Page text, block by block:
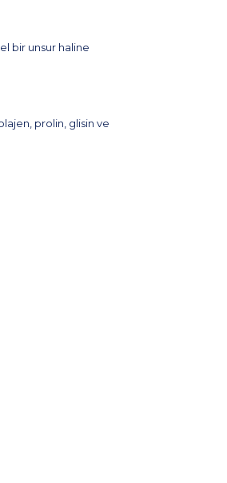
bir unsur haline
prolin, glisin ve